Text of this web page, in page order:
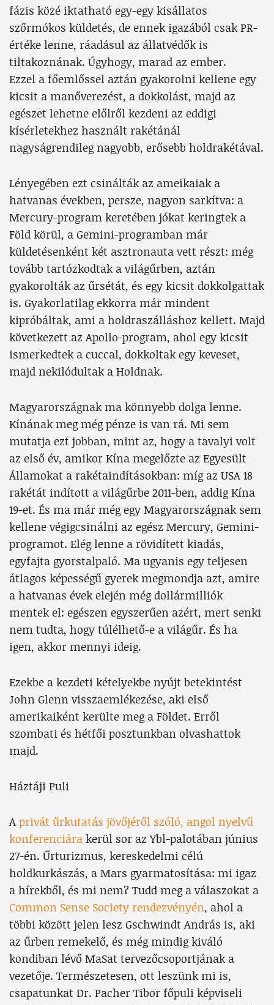
fázis közé iktatható egy-egy kisállatos
szőrmókos küldetés, de ennek igazából csak PR-
értéke lenne, ráadásul az állatvédők is
tiltakoznának. Úgyhogy, marad az ember.
Ezzel a főemlőssel aztán gyakorolni kellene egy
kicsit a manőverezést, a dokkolást, majd az
egészet lehetne előlről kezdeni az eddigi
kísérletekhez használt rakétánál
nagyságrendileg nagyobb, erősebb holdrakétával.
Lényegében ezt csinálták az ameikaiak a
hatvanas években, persze, nagyon sarkítva: a
Mercury-program keretében jókat keringtek a
Föld körül, a Gemini-programban már
küldetésenként két asztronauta vett részt: még
tovább tartózkodtak a világűrben, aztán
gyakorolták az űrsétát, és egy kicsit dokkolgattak
is. Gyakorlatilag ekkorra már mindent
kipróbáltak, ami a holdraszálláshoz kellett. Majd
következett az Apollo-program, ahol egy kicsit
ismerkedtek a cuccal, dokkoltak egy keveset,
majd nekilódultak a Holdnak.
Magyarországnak ma könnyebb dolga lenne.
Kínának meg még pénze is van rá. Mi sem
mutatja ezt jobban, mint az, hogy a tavalyi volt
az első év, amikor Kína megelőzte az Egyesült
Államokat a rakétaindításokban: míg az USA 18
rakétát indított a világűrbe 2011-ben, addig Kína
19-et. És ma már még egy Magyarországnak sem
kellene végigcsinálni az egész Mercury, Gemini-
programot. Elég lenne a rövidített kiadás,
egyfajta gyorstalpaló. Ma ugyanis egy teljesen
átlagos képességű gyerek megmondja azt, amire
a hatvanas évek elején még dollármilliók
mentek el: egészen egyszerűen azért, mert senki
nem tudta, hogy túlélhető-e a világűr. És ha
igen, akkor mennyi ideig.
Ezekbe a kezdeti kételyekbe nyújt betekintést
John Glenn visszaemlékezése, aki első
amerikaiként kerülte meg a Földet. Erről
szombati és hétfői posztunkban olvashattok
majd.
Háztáji Puli
A privát űrkutatás jövőjéről szóló, angol nyelvű
konferenciára kerül sor az Ybl-palotában június
27-én. Űrturizmus, kereskedelmi célú
holdkurkászás, a Mars gyarmatosítása: mi igaz
a hírekből, és mi nem? Tudd meg a válaszokat a
Common Sense Society rendezvényén, ahol a
többi között jelen lesz Gschwindt András is, aki
az űrben remekelő, és még mindig kiváló
kondiban lévő MaSat tervezőcsoportjának a
vezetője. Természetesen, ott leszünk mi is,
csapatunkat Dr. Pacher Tibor főpuli képviseli